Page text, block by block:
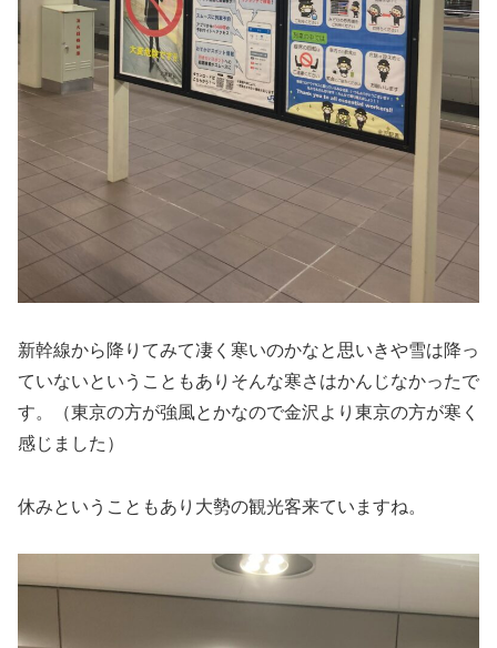
新幹線から降りてみて凄く寒いのかなと思いきや雪は降っ
ていないということもありそんな寒さはかんじなかったで
す。（東京の方が強風とかなので金沢より東京の方が寒く
感じました）
休みということもあり大勢の観光客来ていますね。